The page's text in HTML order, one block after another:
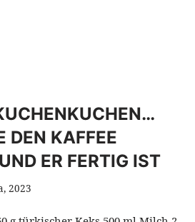
DEN KAFFEE
ER FERTIG IST
2023